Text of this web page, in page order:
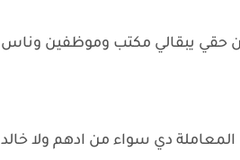
من حقي يبقالي مكتب وموظفين وناس
دي سواء من ادهم ولا خالد